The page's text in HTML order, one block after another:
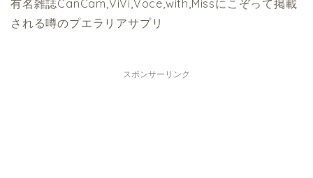
有名雑誌CanCam,ViVi,Voce,with,Missにこぞって掲載
される噂のプエラリアサプリ
スポンサーリンク